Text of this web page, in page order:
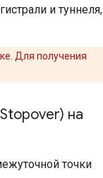
и туннеля,
Для получения
Stopover) на
точки